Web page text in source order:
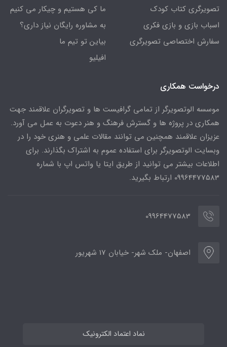
تصویرگری کتاب کودک
اسباب بازی و بازی فکری
سفارش اختصاصی تصویرگری
ما کی هستیم و چیکار می کنیم
به مشاوره رایگان نیاز داری؟
بیاین تو تیم ما
افیلیو
درخواست همکاری
موسسه الوتصویرگر از تمامی گرافیست ها و تصویرگران علاقمند جهت
همکاری در پروژه ها و گسترش فرهنگ و هنر دعوت به عمل می آورد.
عزیزان علاقمند همچنین می توانند مقالات علمی و هنری خود را در
وبسایت الوتصویرگر برای استفاده عموم به اشتراک بگذارند. برای
اطلاعات بیشتر می توانید از طریق ایتا یا واتس اپ با شماره
09964477583 ارتباط بگیرید.
09964477583
اصفهان- ملک شهر- خیابان 17 شهریور
نماد اعتماد الکترونیک